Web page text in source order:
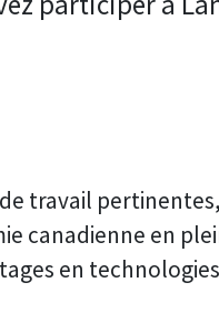
travail
canadienne en
en